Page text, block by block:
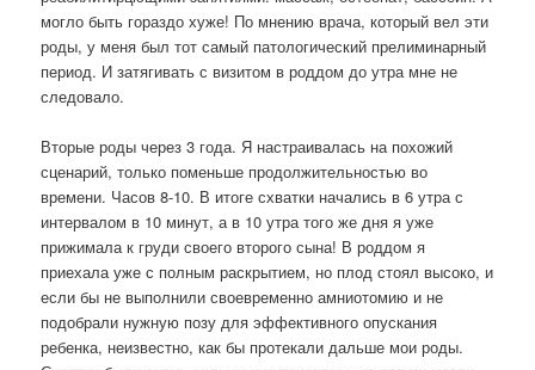
могло быть гораздо хуже! По мнению врача, который вел эти
роды, у меня был тот самый патологический прелиминарный
период. И затягивать с визитом в роддом до утра мне не
следовало.
Вторые роды через 3 года. Я настраивалась на похожий
сценарий, только поменьше продолжительностью во
времени. Часов 8-10. В итоге схватки начались в 6 утра с
интервалом в 10 минут, а в 10 утра того же дня я уже
прижимала к груди своего второго сына! В роддом я
приехала уже с полным раскрытием, но плод стоял высоко, и
если бы не выполнили своевременно амниотомию и не
подобрали нужную позу для эффективного опускания
ребенка, неизвестно, как бы протекали дальше мои роды.